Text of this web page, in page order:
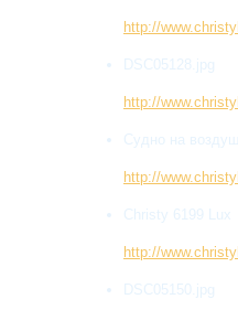
http://
DSC05128.jpg
http://
Судно на
http://
Christy 6199 Lux
http://
DSC05150.jpg